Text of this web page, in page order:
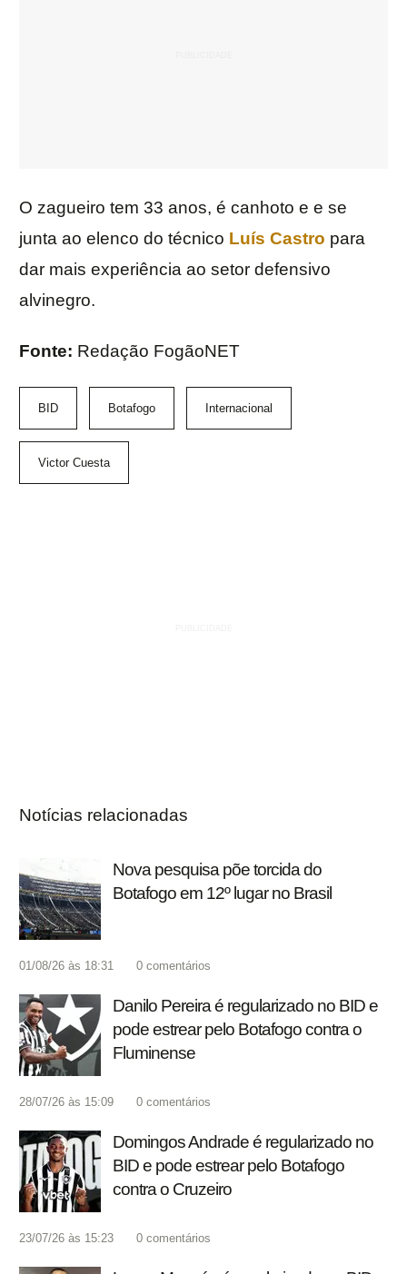
O zagueiro tem 33 anos, é canhoto e e se
junta ao elenco do técnico Luís Castro para
dar mais experiência ao setor defensivo
alvinegro.
Fonte: Redação FogãoNET
BID Botafogo Internacional
Victor Cuesta
Notícias relacionadas
Nova pesquisa põe torcida do
Botafogo em 12º lugar no Brasil
01/08/26 às 18:31 0 comentários
Danilo Pereira é regularizado no BID e
pode estrear pelo Botafogo contra o
Fluminense
28/07/26 às 15:09 0 comentários
Domingos Andrade é regularizado no
BID e pode estrear pelo Botafogo
contra o Cruzeiro
23/07/26 às 15:23 0 comentários